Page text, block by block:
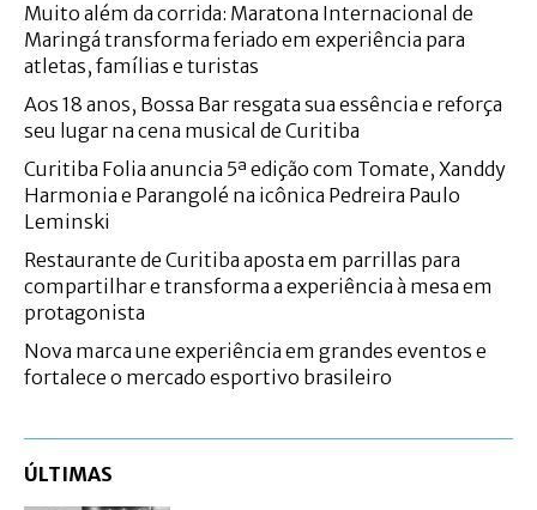
Muito além da corrida: Maratona Internacional de
Maringá transforma feriado em experiência para
atletas, famílias e turistas
Aos 18 anos, Bossa Bar resgata sua essência e reforça
seu lugar na cena musical de Curitiba
Curitiba Folia anuncia 5ª edição com Tomate, Xanddy
Harmonia e Parangolé na icônica Pedreira Paulo
Leminski
Restaurante de Curitiba aposta em parrillas para
compartilhar e transforma a experiência à mesa em
protagonista
Nova marca une experiência em grandes eventos e
fortalece o mercado esportivo brasileiro
ÚLTIMAS